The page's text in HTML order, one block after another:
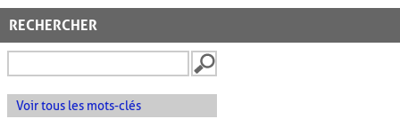
RECHERCHER
Voir tous les mots-clés